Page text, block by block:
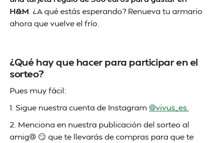
H&M . ¿A qué estás esperando? Renueva tu armario
ahora que vuelve el frío.
¿Qué hay que hacer para participar en el
sorteo?
Pues muy fácil:
1. Sigue nuestra cuenta de Instagram @vivus_es.
2. Menciona en nuestra publicación del sorteo al
amig@ 😏 que te llevarás de compras para que te